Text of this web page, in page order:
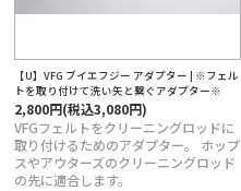
・送料について
について
商取引法に基づく表記
【U】VFG ブイエフジー アダプター | ※フェル
トを取り付けて洗い矢と繋ぐアダプター※
2,800円(税込3,080円)
VFGフェルトをクリーニングロッドに
取り付けるためのアダプター。 ホップ
スやアウターズのクリーニングロッド
の先に適合します。